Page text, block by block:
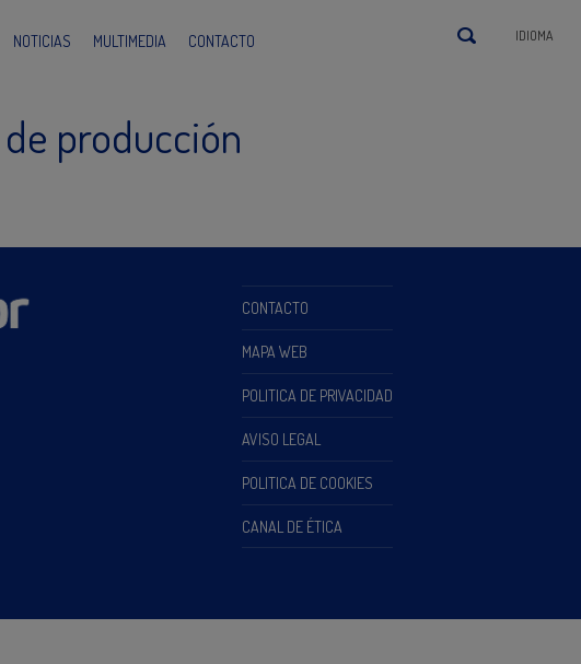
NOTICIAS MULTIMEDIA CONTACTO IDIOMA
producción
CONTACTO
MAPA WEB
POLITICA DE PRIVACIDAD
AVISO LEGAL
POLITICA DE COOKIES
CANAL DE ÉTICA